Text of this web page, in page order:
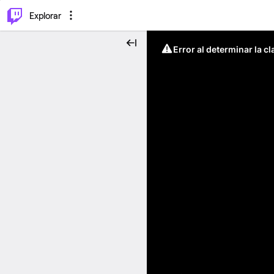
Explorar
Error al determinar la